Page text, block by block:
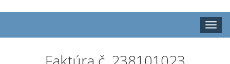
Toggle